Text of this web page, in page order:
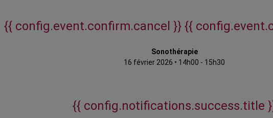
{{ config.event.confirm.cancel }} {{
Sonothérapie
16 février 2026 • 14h00 - 15h30
{{ config.notifications.success.title